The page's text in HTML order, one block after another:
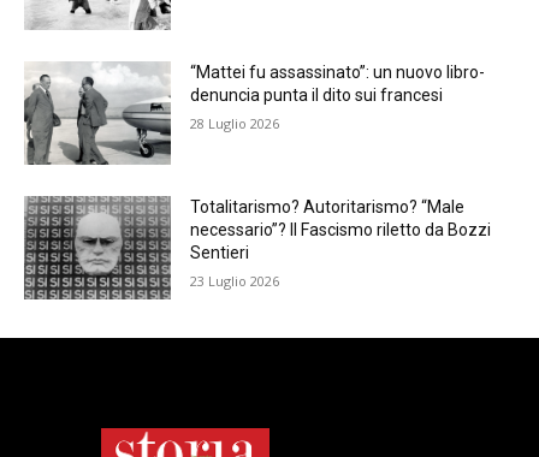
“Mattei fu assassinato”: un nuovo libro-
denuncia punta il dito sui francesi
28 Luglio 2026
Totalitarismo? Autoritarismo? “Male
necessario”? Il Fascismo riletto da Bozzi
Sentieri
23 Luglio 2026